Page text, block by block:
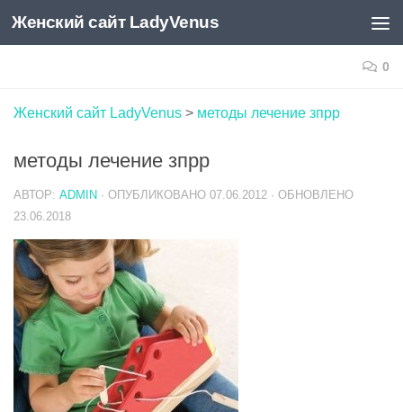
Skip to content
Женский сайт LadyVenus
0
Женский сайт LadyVenus > методы лечение зпрр
методы лечение зпрр
АВТОР: ADMIN · ОПУБЛИКОВАНО 07.06.2012 · ОБНОВЛЕНО
23.06.2018